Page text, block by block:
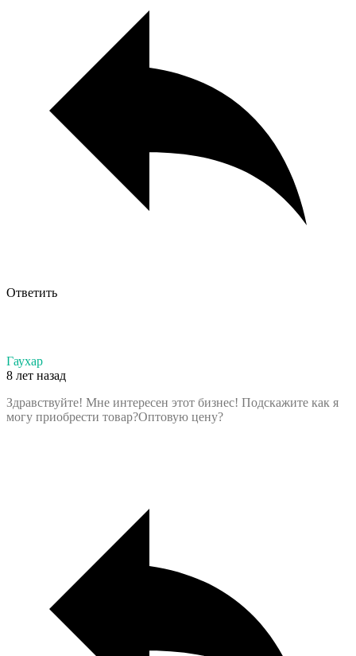
Ответить
Гаухар
8 лет назад
Здравствуйте! Мне интересен этот бизнес! Подскажите как я
могу приобрести товар?Оптовую цену?